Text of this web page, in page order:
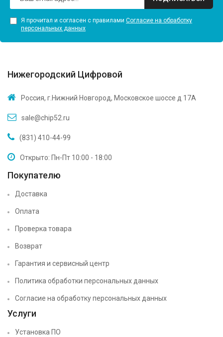
Я прочитал и согласен с правилами Согласие на обработку
персональных данных
Нижегородский Цифровой
Россия, г.Нижний Новгород, Московское шоссе д 17А
sale@chip52.ru
(831) 410-44-99
Открыто: Пн-Пт 10:00 - 18:00
Покупателю
Доставка
Оплата
Проверка товара
Возврат
Гарантия и сервисный центр
Политика обработки персональных данных
Согласие на обработку персональных данных
Услуги
Установка ПО